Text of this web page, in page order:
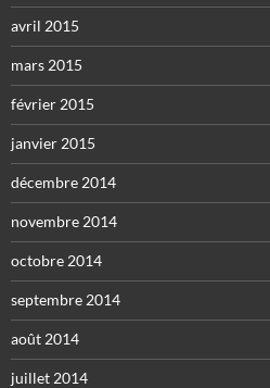
avril 2015
mars 2015
février 2015
janvier 2015
décembre 2014
novembre 2014
octobre 2014
septembre 2014
août 2014
juillet 2014